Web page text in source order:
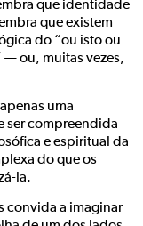
que identidade
que existem
do “ou isto ou
— ou, muitas vezes,
uma
ser compreendida
e espiritual da
do que os
la.
convida a imaginar